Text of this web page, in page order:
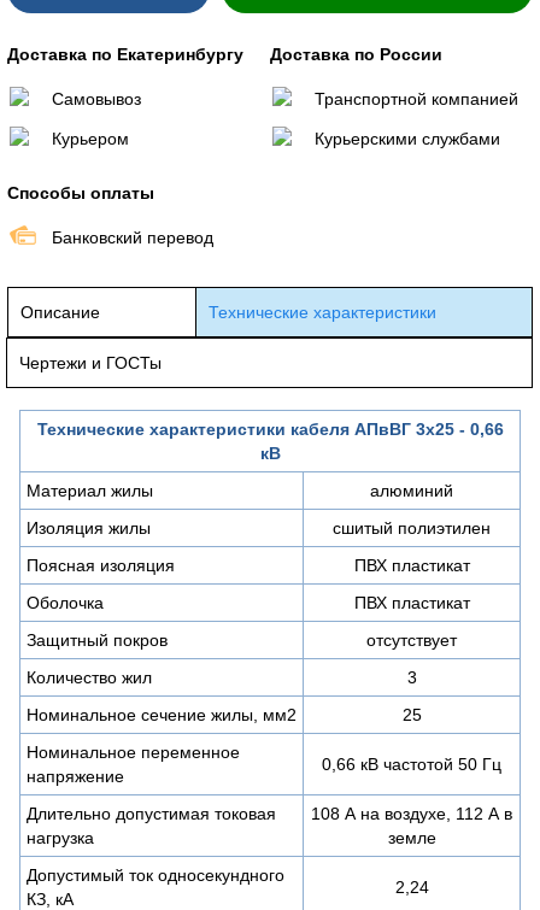
Доставка по Екатеринбургу
Самовывоз
Курьером
Доставка по России
Транспортной компанией
Курьерскими службами
Способы оплаты
Банковский перевод
Описание Технические характеристики
Чертежи и ГОСТы
Технические характеристики кабеля АПвВГ 3х25 - 0,66
кВ
Материал жилы
алюминий
Изоляция жилы
сшитый полиэтилен
Поясная изоляция
ПВХ пластикат
Оболочка
ПВХ пластикат
Защитный покров
отсутствует
Количество жил
3
Номинальное сечение жилы, мм2
25
Номинальное переменное
напряжение
0,66 кВ частотой 50 Гц
Длительно допустимая токовая
нагрузка
108 А на воздухе, 112 А в
земле
Допустимый ток односекундного
КЗ, кА
2,24